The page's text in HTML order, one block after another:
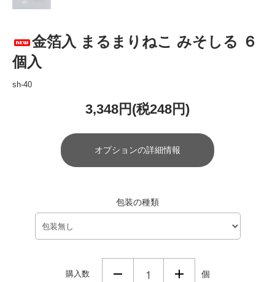
金箔入 まるまりねこ みそしる ６
個入
sh-40
3,348円(税248円)
オプションの詳細情報
包装の種類
購入数 個